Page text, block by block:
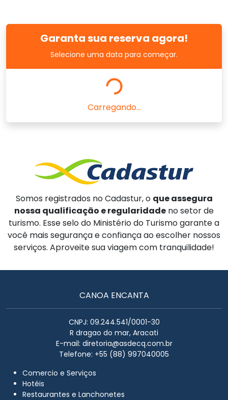
Garanta sua reserva agora!
Selecione uma data para começar.
Carregando...
Somos registrados no Cadastur, o que assegura
nossa qualificação e regularidade no setor de
turismo. Esse selo do Ministério do Turismo garante a
você mais segurança e confiança ao escolher nossos
serviços. Aproveite sua viagem com tranquilidade!
CANOA ENCANTA
CNPJ: 09.244.541/0001-30
R dragao do mar, Aracati
E-mail: diretoria@asdecq.com.br
Telefone: +55 (88) 997040005
Comercio e Serviços
Hotéis
Restaurantes e Lanchonetes